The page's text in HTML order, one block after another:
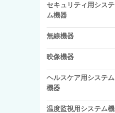
セキュリティ用システ
ム機器
無線機器
映像機器
ヘルスケア用システム
機器
温度監視用システム機